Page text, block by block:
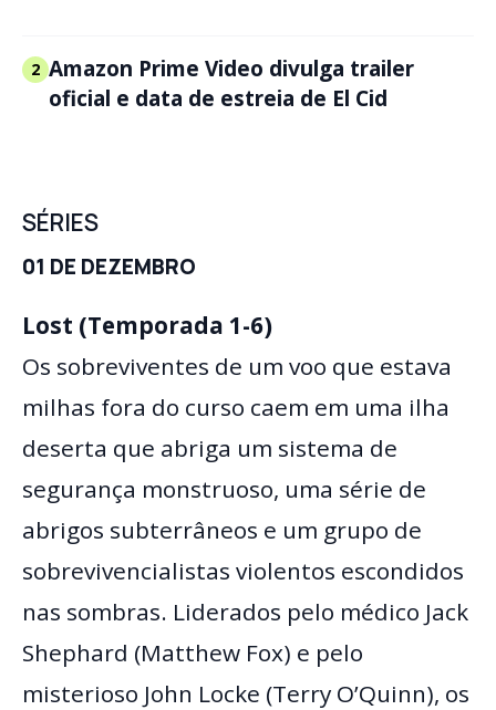
2 Amazon Prime Video divulga trailer
oficial e data de estreia de El Cid
SÉRIES
01 DE DEZEMBRO
Lost (Temporada 1-6)
Os sobreviventes de um voo que estava
milhas fora do curso caem em uma ilha
deserta que abriga um sistema de
segurança monstruoso, uma série de
abrigos subterrâneos e um grupo de
sobrevivencialistas violentos escondidos
nas sombras. Liderados pelo médico Jack
Shephard (Matthew Fox) e pelo
misterioso John Locke (Terry O’Quinn), os